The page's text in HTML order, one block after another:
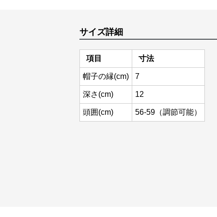
サイズ詳細
項目 寸法
帽子の縁(cm) 7
深さ(cm) 12
頭囲(cm) 56-59（調節可能）